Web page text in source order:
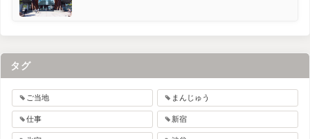
タグ
ご当地 まんじゅう
仕事 新宿